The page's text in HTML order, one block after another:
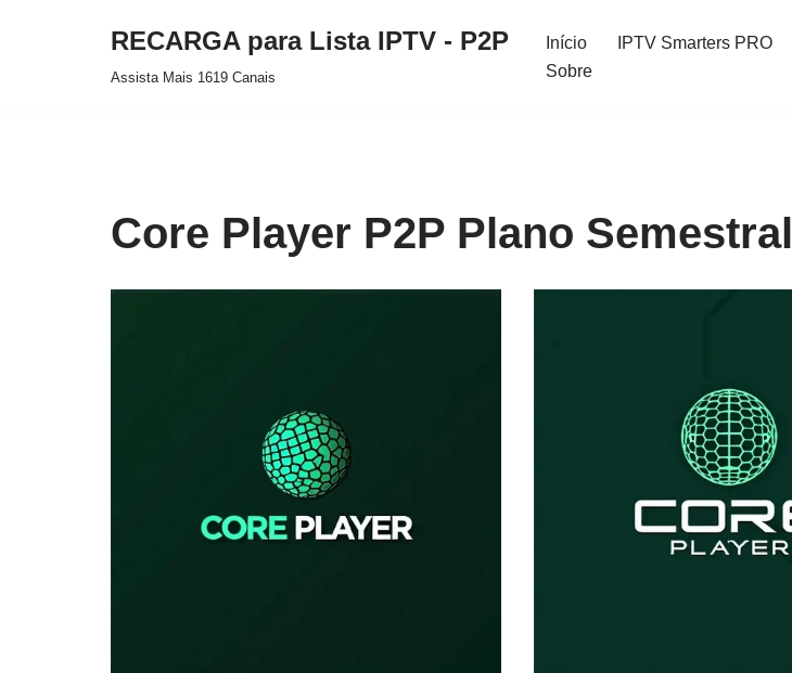
RECARGA para Lista IPTV - P2P
Assista Mais 1619 Canais
Início IPTV Smarters PRO
Sobre
Core Player P2P Plano Semestral